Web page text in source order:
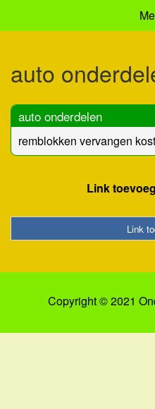
auto
auto onderdelen
remblokken vervangen
Link
Link
Copyright © 2021